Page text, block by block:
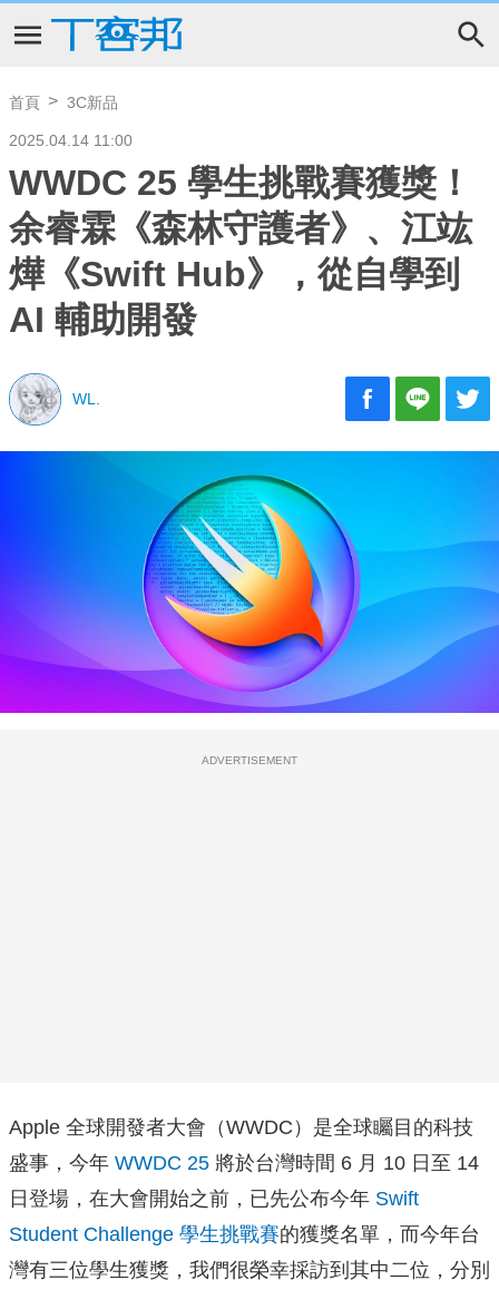
首頁 3C新品
2025.04.14 11:00
WWDC 25 學生挑戰賽獲獎！
余睿霖《森林守護者》、江竑
燁《Swift Hub》，從自學到
AI 輔助開發
WL.
ADVERTISEMENT
Apple 全球開發者大會（WWDC）是全球矚目的科技
盛事，今年 WWDC 25 將於台灣時間 6 月 10 日至 14
日登場，在大會開始之前，已先公布今年 Swift
Student Challenge 學生挑戰賽的獲獎名單，而今年台
灣有三位學生獲獎，我們很榮幸採訪到其中二位，分別